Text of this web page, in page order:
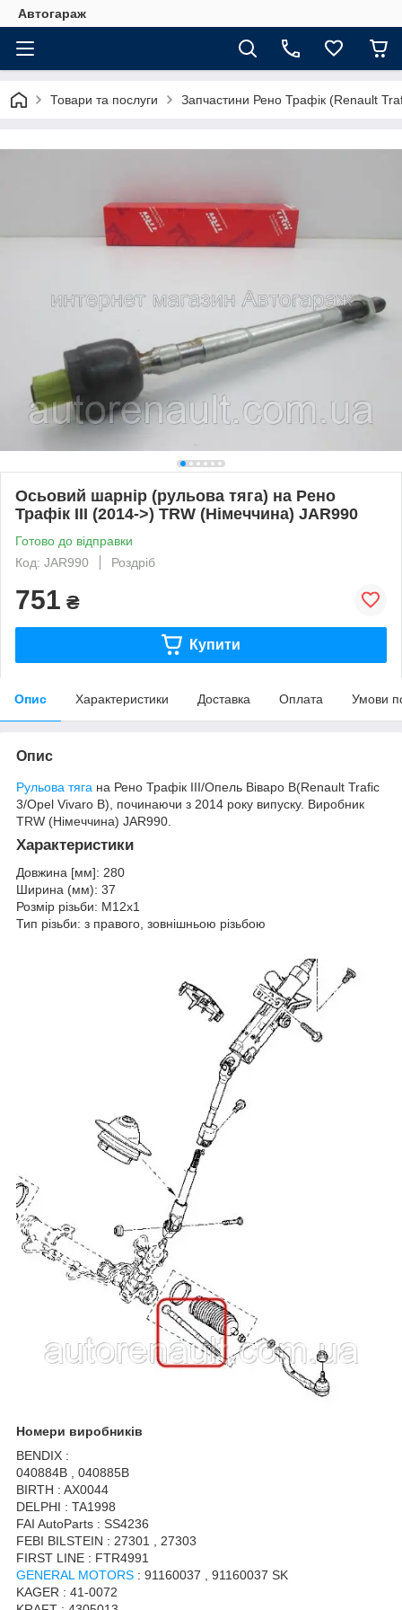
Автогараж
Товари та послуги Запчастини Рено Трафік (Renault
Осьовий шарнір (рульова тяга) на Рено
Трафік III (2014->) TRW (Німеччина) JAR990
Готово до відправки
Код: JAR990
Роздріб
751 ₴
Купити
Опис Характеристики Доставка Оплата Умови
Опис
Рульова тяга на Рено Трафік III/Опель Віваро В(Renault Trafic
3/Opel Vivaro B), починаючи з 2014 року випуску. Виробник
TRW (Німеччина) JAR990.
Характеристики
Довжина [мм]: 280
Ширина (мм): 37
Розмір різьби: M12x1
Тип різьби: з правого, зовнішньою різьбою
Номери виробників
BENDIX :
040884B , 040885B
BIRTH : AX0044
DELPHI : TA1998
FAI AutoParts : SS4236
FEBI BILSTEIN : 27301 , 27303
FIRST LINE : FTR4991
GENERAL MOTORS : 91160037 , 91160037 SK
KAGER : 41-0072